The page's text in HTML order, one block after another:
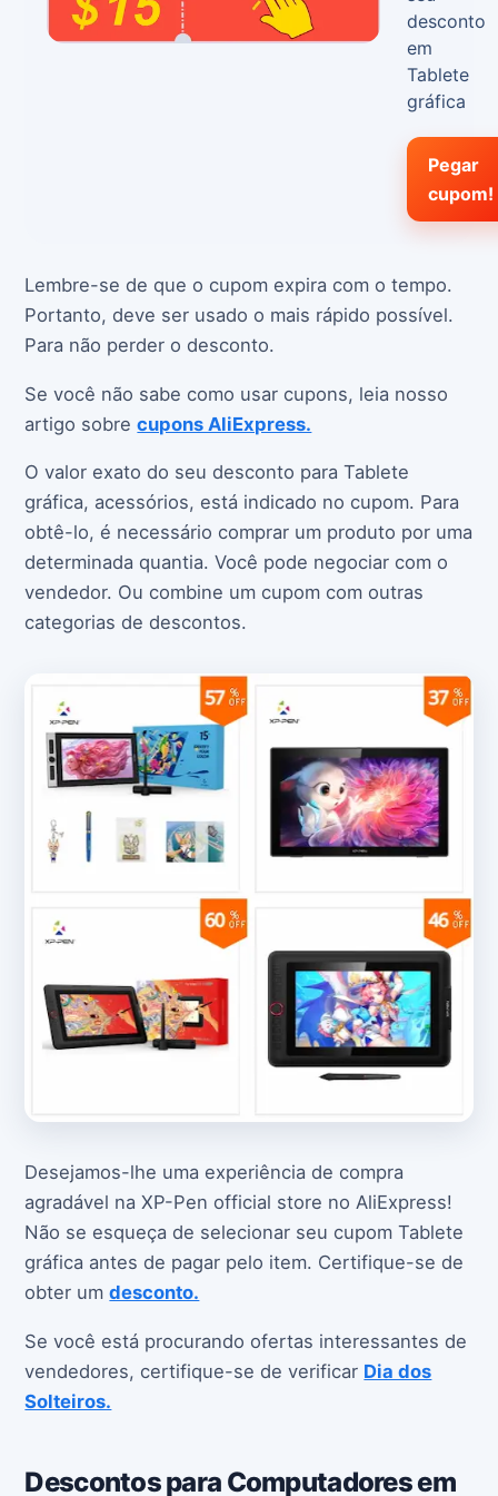
desconto
em
Tablete
gráfica
Pegar
cupom!
Lembre-se de que o cupom expira com o tempo.
Portanto, deve ser usado o mais rápido possível.
Para não perder o desconto.
Se você não sabe como usar cupons, leia nosso
artigo sobrecupons AliExpress.
O valor exato do seu desconto para Tablete
gráfica, acessórios, está indicado no cupom. Para
obtê-lo, é necessário comprar um produto por uma
determinada quantia. Você pode negociar com o
vendedor. Ou combine um cupom com outras
categorias de descontos.
Desejamos-lhe uma experiência de compra
agradável na XP-Pen official store no AliExpress!
Não se esqueça de selecionar seu cupom Tablete
gráfica antes de pagar pelo item. Certifique-se de
obter umdesconto.
Se você está procurando ofertas interessantes de
vendedores, certifique-se de verificar Dia dos
Solteiros.
Descontos para Computadores em